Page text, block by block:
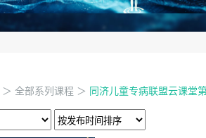
＞ 全部系列课程 ＞ 同济儿童专病联盟云课堂